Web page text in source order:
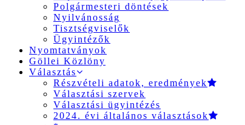
Polgármesteri döntések
Nyilvánosság
Tisztségviselők
Ügyintézők
Nyomtatványok
Göllei Közlöny
Választás
Részvételi adatok, eredmények
Választási szervek
Választási ügyintézés
2024. évi általános választások